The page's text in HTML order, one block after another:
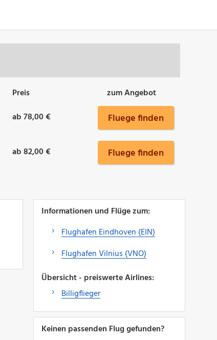
Preis
zum Angebot
ab 78,00 € Fluege finden
ab 82,00 € Fluege finden
Informationen und Flüge zum:
Flughafen Eindhoven (EIN)
Flughafen Vilnius (VNO)
Übersicht - preiswerte Airlines:
Billigflieger
Keinen passenden Flug gefunden?